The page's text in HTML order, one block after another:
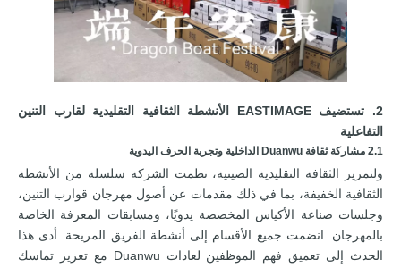
2. تستضيف EASTIMAGE الأنشطة الثقافية التقليدية لقارب التنين
التفاعلية
2.1 مشاركة ثقافة Duanwu الداخلية وتجربة الحرف اليدوية
ولتمرير الثقافة التقليدية الصينية، نظمت الشركة سلسلة من الأنشطة
الثقافية الخفيفة، بما في ذلك مقدمات عن أصول مهرجان قوارب التنين،
وجلسات صناعة الأكياس المخصصة يدويًا، ومسابقات المعرفة الخاصة
بالمهرجان. انضمت جميع الأقسام إلى أنشطة الفريق المريحة. أدى هذا
الحدث إلى تعميق فهم الموظفين لعادات Duanwu مع تعزيز تماسك